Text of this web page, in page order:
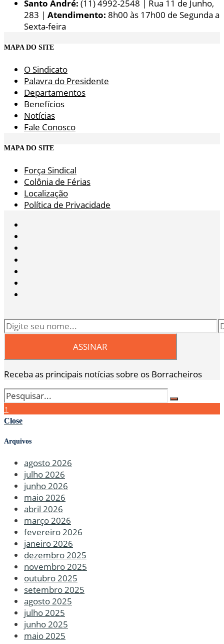
Santo André: (11) 4992-2548 | Rua 11 de Junho,
283 | Atendimento: 8h00 às 17h00 de Segunda a
Sexta-feira
MAPA DO SITE
O Sindicato
Palavra do Presidente
Departamentos
Benefícios
Notícias
Fale Conosco
MAPA DO SITE
Força Sindical
Colônia de Férias
Localização
Política de Privacidade
Receba as principais notícias sobre os Borracheiros
↑
Close
Arquivos
agosto 2026
julho 2026
junho 2026
maio 2026
abril 2026
março 2026
fevereiro 2026
janeiro 2026
dezembro 2025
novembro 2025
outubro 2025
setembro 2025
agosto 2025
julho 2025
junho 2025
maio 2025